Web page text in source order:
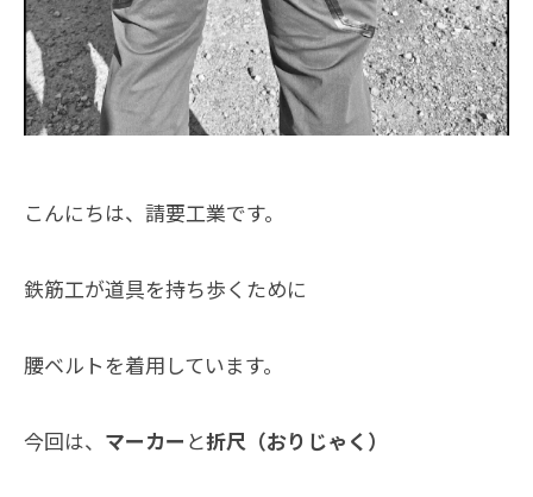
こんにちは、請要工業です。
鉄筋工が道具を持ち歩くために
腰ベルトを着用しています。
今回は、 マーカー と折尺（おりじゃく）